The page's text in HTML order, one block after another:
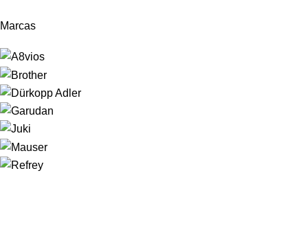
Marcas